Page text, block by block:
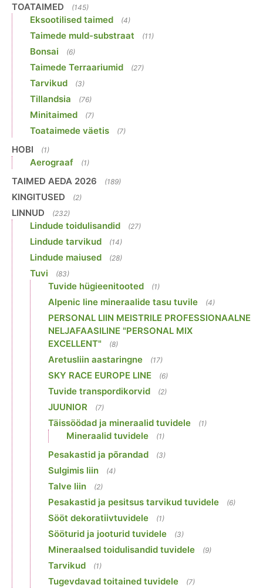
TOATAIMED (145)
Eksootilised taimed (4)
Taimede muld-substraat (11)
Bonsai (6)
Taimede Terraariumid (27)
Tarvikud (3)
Tillandsia (76)
Minitaimed (7)
Toataimede väetis (7)
HOBI (1)
Aerograaf (1)
TAIMED AEDA 2026 (189)
KINGITUSED (2)
LINNUD (232)
Lindude toidulisandid (27)
Lindude tarvikud (14)
Lindude maiused (28)
Tuvi (83)
Tuvide hügieenitooted (1)
Alpenic line mineraalide tasu tuvile (4)
PERSONAL LIIN MEISTRILE PROFESSIONAALNE
NELJAFAASILINE "PERSONAL MIX
EXCELLENT"
(8)
Aretusliin aastaringne (17)
SKY RACE EUROPE LINE (6)
Tuvide transpordikorvid (2)
JUUNIOR (7)
Täissöödad ja mineraalid tuvidele (1)
Mineraalid tuvidele (1)
Pesakastid ja põrandad (3)
Sulgimis liin (4)
Talve liin (2)
Pesakastid ja pesitsus tarvikud tuvidele (6)
Sööt dekoratiivtuvidele (1)
Sööturid ja jooturid tuvidele (3)
Mineraalsed toidulisandid tuvidele (9)
Tarvikud (1)
Tugevdavad toitained tuvidele (7)